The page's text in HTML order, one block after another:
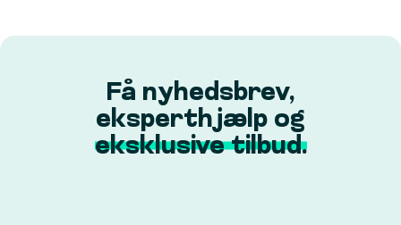
Få nyhedsbrev,
eksperthjælp og
eksklusive tilbud.